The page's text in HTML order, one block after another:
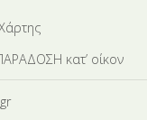
κατ’ οίκον